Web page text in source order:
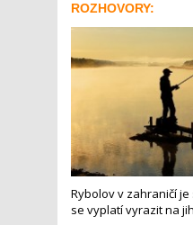
ROZHOVORY:
Rybolov v zahraničí
se vyplatí vyrazit na jih